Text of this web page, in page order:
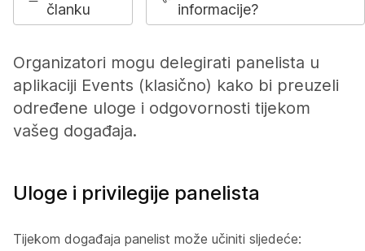
članku
informacije?
Organizatori mogu delegirati panelista u
aplikaciji Events (klasično) kako bi preuzeli
određene uloge i odgovornosti tijekom
vašeg događaja.
Uloge i privilegije panelista
Tijekom događaja panelist može učiniti sljedeće: